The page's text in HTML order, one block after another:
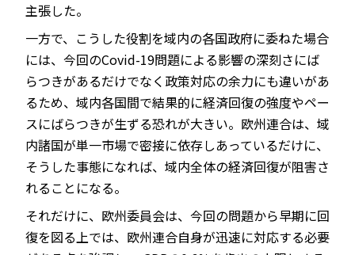
主張した。
一方で、こうした役割を域内の各国政府に委ねた場合
には、今回のCovid-19問題による影響の深刻さにば
らつきがあるだけでなく政策対応の余力にも違いがあ
るため、域内各国間で結果的に経済回復の強度やペー
スにばらつきが生ずる恐れが大きい。欧州連合は、域
内諸国が単一市場で密接に依存しあっているだけに、
そうした事態になれば、域内全体の経済回復が阻害さ
れることになる。
それだけに、欧州委員会は、今回の問題から早期に回
復を図る上では、欧州連合自身が迅速に対応する必要